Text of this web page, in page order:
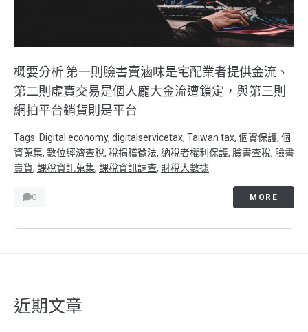
概要分析 第一則臉書賣滷味是宅配業者提供金流、
第二則虛寶交易是個人龐大金流遭鎖定，與第三則
網拍平台銷貨則是平台
Tags: Digital economy, digitalservicetax, Taiwan tax, 個資保護, 個
資蒐集, 數位經濟查稅, 稅捐稽徵法, 納稅者權利保護, 臉書查稅, 臉書
賣貨, 課稅資訊蒐集, 課稅資訊調查, 財稅大數據
0 MORE
近期文章